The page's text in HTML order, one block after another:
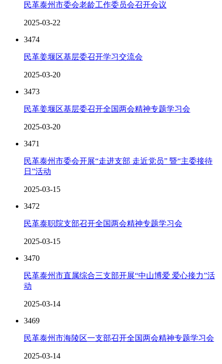
民革泰州市委会老龄工作委员会召开会议
2025-03-22
3474
民革姜堰区基层委召开学习交流会
2025-03-20
3473
民革姜堰区基层委召开全国两会精神专题学习会
2025-03-20
3471
民革泰州市委会开展“走进支部 走近党员” 暨“主委接待
日”活动
2025-03-15
3472
民革泰职院支部召开全国两会精神专题学习会
2025-03-15
3470
民革泰州市直属综合三支部开展“中山博爱 爱心接力”活
动
2025-03-14
3469
民革泰州市海陵区一支部召开全国两会精神专题学习会
2025-03-14